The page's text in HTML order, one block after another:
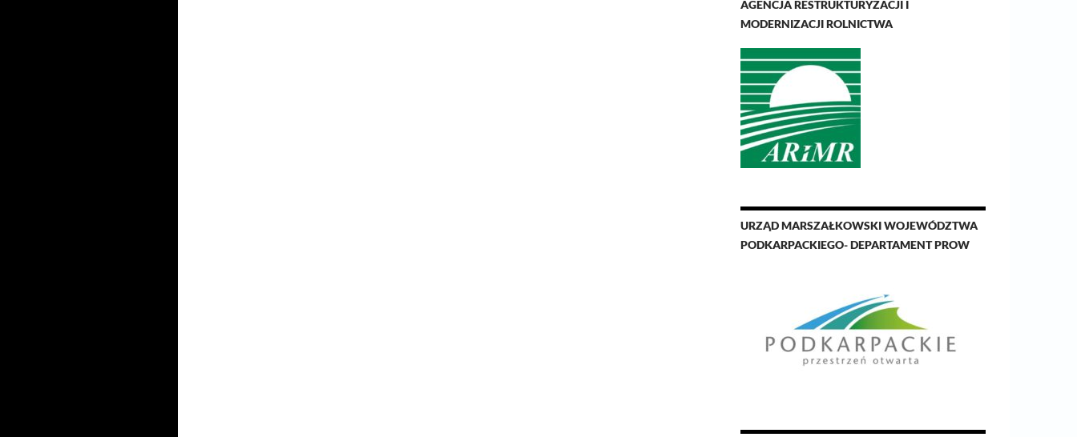
AGENCJA RESTRUKTURYZACJI I
MODERNIZACJI ROLNICTWA
URZĄD MARSZAŁKOWSKI WOJEWÓDZTWA
PODKARPACKIEGO- DEPARTAMENT PROW